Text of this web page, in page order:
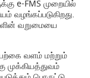
e-FMS முறையில்
வழங்கப்படுகிறது.
வறுமையை
வளம் மற்றும்
முக்கியத்துவம்